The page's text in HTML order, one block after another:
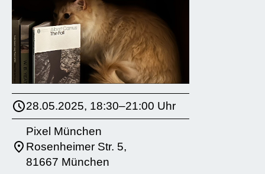
28.05.2025, 18:30–21:00 Uhr
Pixel München
Rosenheimer Str. 5,
81667 München